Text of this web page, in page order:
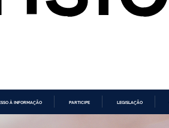
À INFORMAÇÃO PARTICIPE LEGISLAÇÃO